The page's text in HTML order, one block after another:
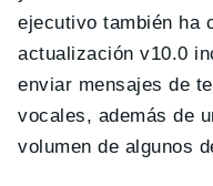
ejecutivo también ha
actualización v10.0
enviar mensajes de
vocales, además de
volumen de algunos